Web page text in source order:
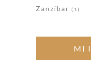
Zanzibar (1)
MI